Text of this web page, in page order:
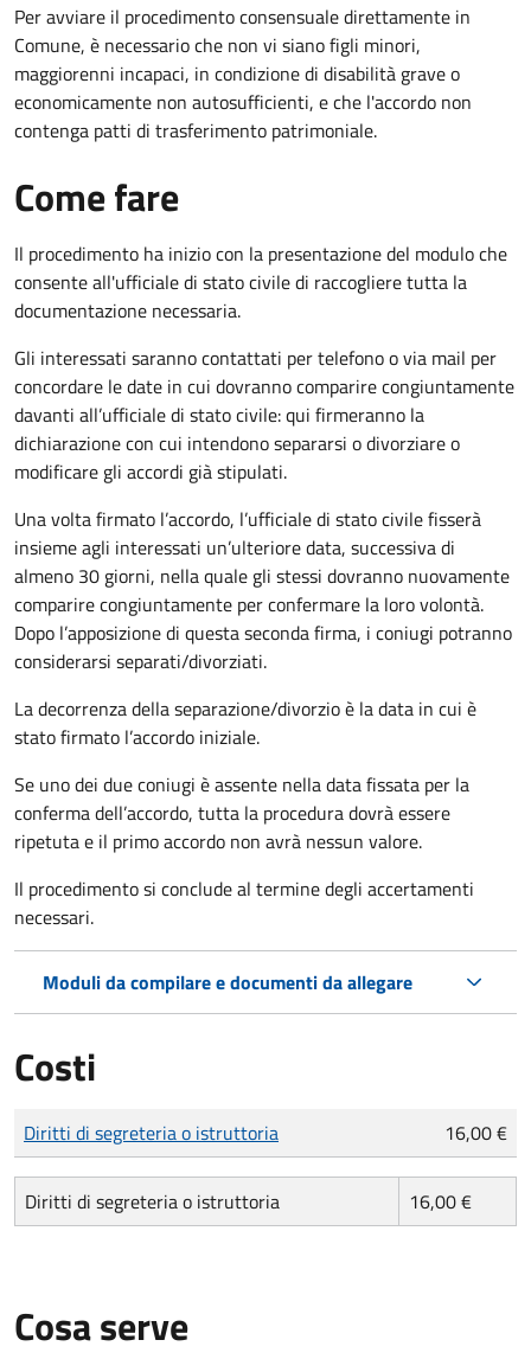
Per avviare il procedimento consensuale direttamente in
Comune, è necessario che non vi siano figli minori,
maggiorenni incapaci, in condizione di disabilità grave o
economicamente non autosufficienti, e che l'accordo non
contenga patti di trasferimento patrimoniale.
Come fare
Il procedimento ha inizio con la presentazione del modulo che
consente all'ufficiale di stato civile di raccogliere tutta la
documentazione necessaria.
Gli interessati saranno contattati per telefono o via mail per
concordare le date in cui dovranno comparire congiuntamente
davanti all’ufficiale di stato civile: qui firmeranno la
dichiarazione con cui intendono separarsi o divorziare o
modificare gli accordi già stipulati.
Una volta firmato l’accordo, l’ufficiale di stato civile fisserà
insieme agli interessati un’ulteriore data, successiva di
almeno 30 giorni, nella quale gli stessi dovranno nuovamente
comparire congiuntamente per confermare la loro volontà.
Dopo l’apposizione di questa seconda firma, i coniugi potranno
considerarsi separati/divorziati.
La decorrenza della separazione/divorzio è la data in cui è
stato firmato l’accordo iniziale.
Se uno dei due coniugi è assente nella data fissata per la
conferma dell’accordo, tutta la procedura dovrà essere
ripetuta e il primo accordo non avrà nessun valore.
Il procedimento si conclude al termine degli accertamenti
necessari.
Moduli da compilare e documenti da allegare
Costi
Tipo di pagamento
Importo
Diritti di segreteria o istruttoria 16,00 €
Diritti di segreteria o istruttoria 16,00 €
Cosa serve